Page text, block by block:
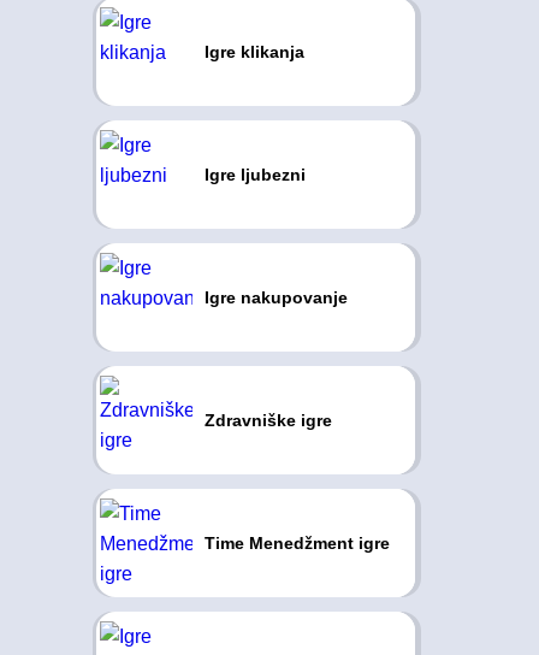
Igre klikanja
Igre ljubezni
Igre nakupovanje
Zdravniške igre
Time Menedžment igre